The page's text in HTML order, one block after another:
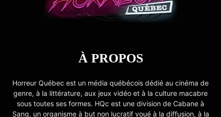
À PROPOS
Horreur Québec est un média québécois dédié au cinéma de
genre, à la littérature, aux jeux vidéo et à la culture macabre
sous toutes ses formes. HQc est une division de Cabane à
Sang, un organisme à but non lucratif voué à la diffusion, à la